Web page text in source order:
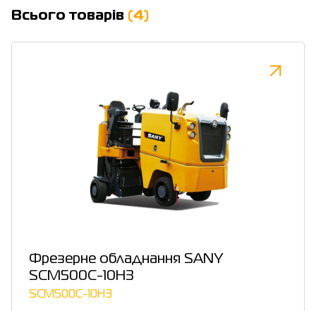
Всього товарів (4)
Фрезерне обладнання SANY
SCM500C-10H3
SCM500C-10H3